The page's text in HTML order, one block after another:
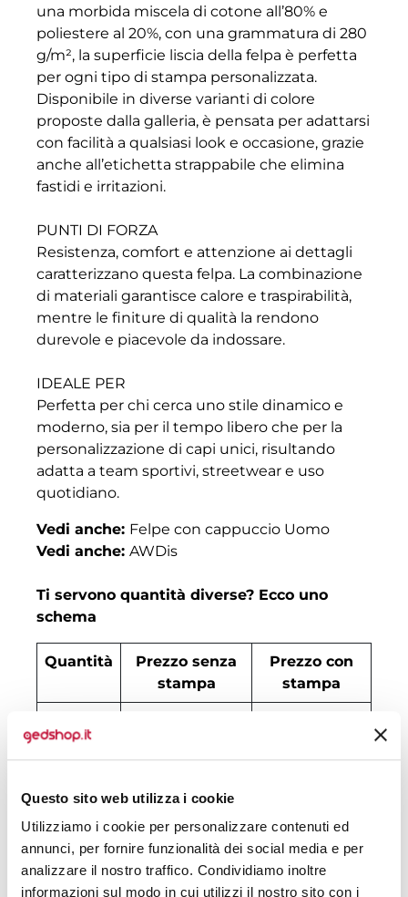
Questo sito web utilizza i cookie
Utilizziamo i cookie per personalizzare contenuti ed
annunci, per fornire funzionalità dei social media e per
analizzare il nostro traffico. Condividiamo inoltre
informazioni sul modo in cui utilizzi il nostro sito con i
una morbida miscela di cotone all’80% e
poliestere al 20%, con una grammatura di 280
g/m², la superficie liscia della felpa è perfetta
per ogni tipo di stampa personalizzata.
Disponibile in diverse varianti di colore
proposte dalla galleria, è pensata per adattarsi
con facilità a qualsiasi look e occasione, grazie
anche all’etichetta strappabile che elimina
fastidi e irritazioni.
PUNTI DI FORZA
Resistenza, comfort e attenzione ai dettagli
caratterizzano questa felpa. La combinazione
di materiali garantisce calore e traspirabilità,
mentre le finiture di qualità la rendono
durevole e piacevole da indossare.
IDEALE PER
Perfetta per chi cerca uno stile dinamico e
moderno, sia per il tempo libero che per la
personalizzazione di capi unici, risultando
adatta a team sportivi, streetwear e uso
quotidiano.
Vedi anche: Felpe con cappuccio Uomo
Vedi anche: AWDis
Ti servono quantità diverse? Ecco uno
schema
Quantità
Prezzo senza
stampa
Prezzo con
stampa
50 € 19,81 € 21,77
100 € 18,12
200 € 17,72 € 19,81
500 € 17,04 € 18,97